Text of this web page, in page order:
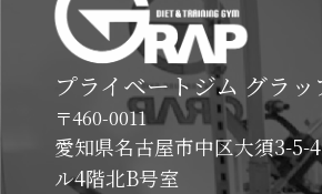
プライベートジム グラッ
〒460-0011
愛知県名古屋市中区大須3-5-
ル4階北B号室